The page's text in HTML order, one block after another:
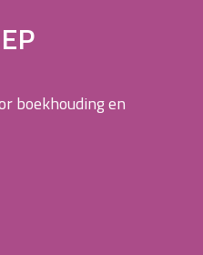
boekhouding en